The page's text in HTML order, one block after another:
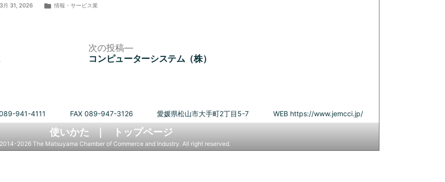
月 31, 2026
カ
情報・サービス業
次の投稿
次
の
コンピューターシステム（株）
941-4111 FAX 089-947-3126 愛媛県松山市大手町2丁目5-7 WEB https://www.jemcci.jp/
使いかた トップページ
2026 The Matsuyama Chamber of Commerce and Industry. All right reserved.